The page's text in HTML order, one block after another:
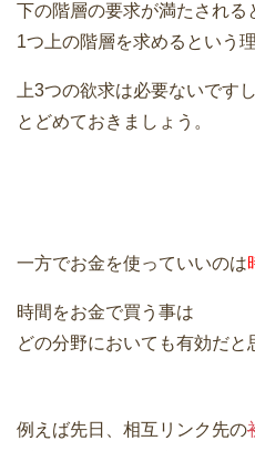
下の階層の要求が満たされる
1つ上の階層を求めるという理
上3つの欲求は必要ないです
とどめておきましょう。
一方でお金を使っていいのは
時間をお金で買う事は
どの分野においても有効だと
例えば先日、相互リンク先の